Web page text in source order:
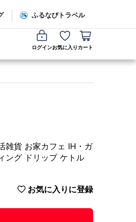
ふるなびトラベル
ログインお気に入り カート
雑貨 お家カフェ IH・ガ
ング ドリップ ケトル
お気に入りに登録